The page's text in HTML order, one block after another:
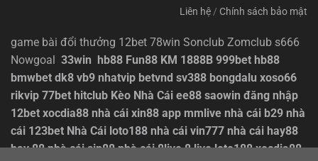
Liên hệ/ Chính sách bảo mật
game bài đổi thưởng 12bet 78win Sonclub Zomclub s666
Nowgoal 33win hb88 Fun88 KM 1888B 999bet hb88
bmwbet dk8 vb9 nhatvip betvnd sv388 bongdalu xoso66
rikvip 77bet hitclub Kèo Nhà Cái ee88 saowin đăng nhập
12bet xocdia88 nhà cái xin88 app mmlive nhà cái b29 nhà
cái 123bet Nhà Cái loto188 nhà cái vin777 nhà cái hay88
hay 88 nhà cái sin88 nhà cái 8live 8 live loto188 xocdia88